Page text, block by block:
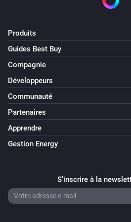
Produits
Guides Best Buy
Compagnie
Développeurs
Communauté
Partenaires
Apprendre
Gestion Energy
S’inscrire à la